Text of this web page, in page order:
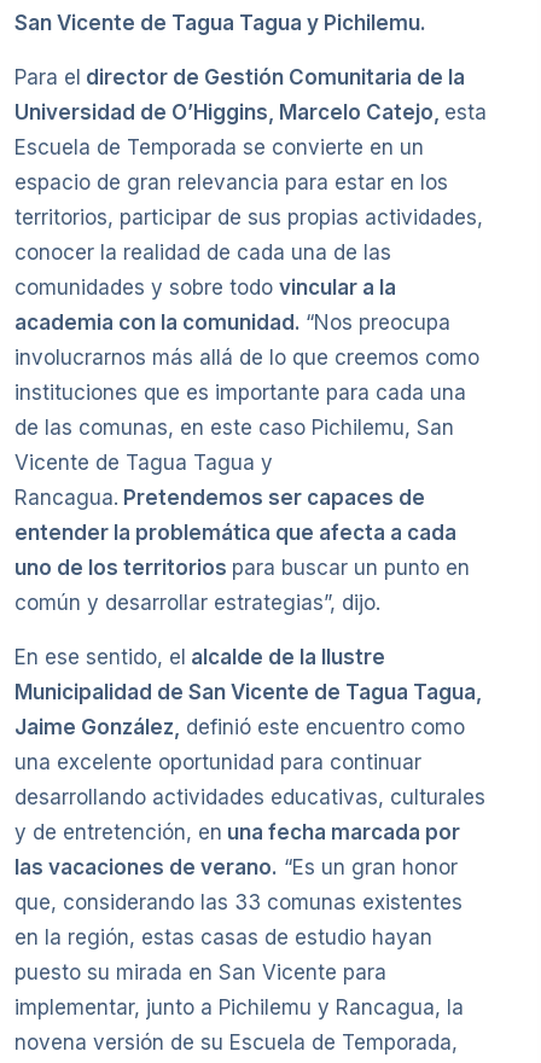
San Vicente de Tagua Tagua y Pichilemu.
Para el director de Gestión Comunitaria de la
Universidad de O’Higgins, Marcelo Catejo, esta
Escuela de Temporada se convierte en un
espacio de gran relevancia para estar en los
territorios, participar de sus propias actividades,
conocer la realidad de cada una de las
comunidades y sobre todo vincular a la
academia con la comunidad. “Nos preocupa
involucrarnos más allá de lo que creemos como
instituciones que es importante para cada una
de las comunas, en este caso Pichilemu, San
Vicente de Tagua Tagua y
Rancagua. Pretendemos ser capaces de
entender la problemática que afecta a cada
uno de los territorios para buscar un punto en
común y desarrollar estrategias”, dijo.
En ese sentido, el alcalde de la Ilustre
Municipalidad de San Vicente de Tagua Tagua,
Jaime González, definió este encuentro como
una excelente oportunidad para continuar
desarrollando actividades educativas, culturales
y de entretención, en una fecha marcada por
las vacaciones de verano. “Es un gran honor
que, considerando las 33 comunas existentes
en la región, estas casas de estudio hayan
puesto su mirada en San Vicente para
implementar, junto a Pichilemu y Rancagua, la
novena versión de su Escuela de Temporada,